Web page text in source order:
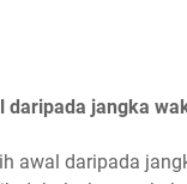
daripada jangka
awal daripada